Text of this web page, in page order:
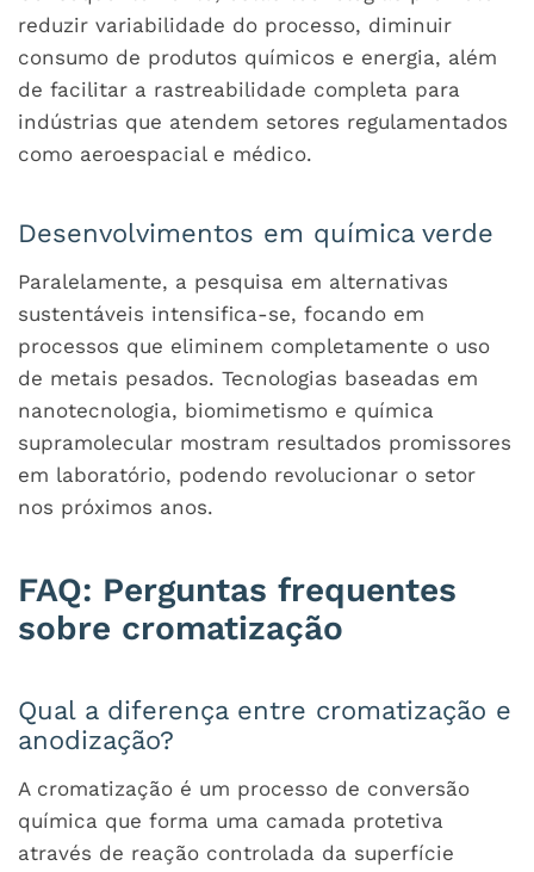
reduzir variabilidade do processo, diminuir
consumo de produtos químicos e energia, além
de facilitar a rastreabilidade completa para
indústrias que atendem setores regulamentados
como aeroespacial e médico.
Desenvolvimentos em química verde
Paralelamente, a pesquisa em alternativas
sustentáveis intensifica-se, focando em
processos que eliminem completamente o uso
de metais pesados. Tecnologias baseadas em
nanotecnologia, biomimetismo e química
supramolecular mostram resultados promissores
em laboratório, podendo revolucionar o setor
nos próximos anos.
FAQ: Perguntas frequentes
sobre cromatização
Qual a diferença entre cromatização e
anodização?
A cromatização é um processo de conversão
química que forma uma camada protetiva
através de reação controlada da superfície